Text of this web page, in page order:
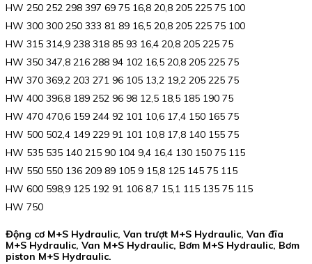
HW 250 252 298 397 69 75 16,8 20,8 205 225 75 100
HW 300 300 250 333 81 89 16,5 20,8 205 225 75 100
HW 315 314,9 238 318 85 93 16,4 20,8 205 225 75
HW 350 347,8 216 288 94 102 16,5 20,8 205 225 75
HW 370 369,2 203 271 96 105 13,2 19,2 205 225 75
HW 400 396,8 189 252 96 98 12,5 18,5 185 190 75
HW 470 470,6 159 244 92 101 10,6 17,4 150 165 75
HW 500 502,4 149 229 91 101 10,8 17,8 140 155 75
HW 535 535 140 215 90 104 9,4 16,4 130 150 75 115
HW 550 550 136 209 89 105 9 15,8 125 145 75 115
HW 600 598,9 125 192 91 106 8,7 15,1 115 135 75 115
HW 750
Động cơ M+S Hydraulic, Van trượt M+S Hydraulic, Van đĩa
M+S Hydraulic, Van M+S Hydraulic, Bơm M+S Hydraulic, Bơm
piston M+S Hydraulic.